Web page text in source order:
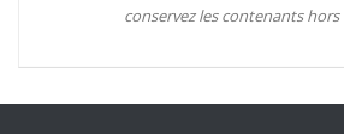
conservez les contenants